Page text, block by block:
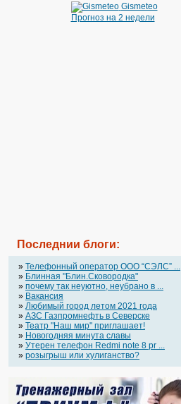
Gismeteo
Прогноз на 2 недели
Последнии блоги:
» Телефонный оператор OOO “СЭЛС” ...
» Блинная "Блин.Сковородка"
» почему так неуютно, неубрано в ...
» Вакансия
» Любимый город летом 2021 года
» АЗС Газпромнефть в Северске
» Театр "Наш мир" приглашает!
» Новогодняя минута славы
» Утерен телефон Redmi note 8 pr ...
» розыгрыш или хулиганство?